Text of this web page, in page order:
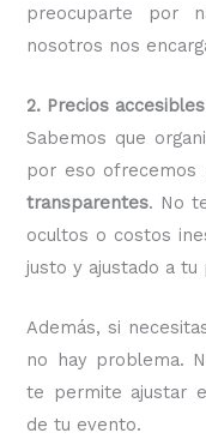
preocuparte por
nosotros nos
2. Precios
Sabemos que
por eso ofrecemos
transparentes. No
ocultos o costos
justo y ajustado a tu
Además, si
no hay problema.
te permite ajustar
de tu evento.